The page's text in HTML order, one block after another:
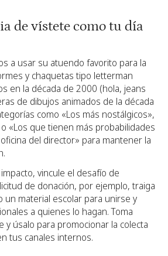
de vístete como tu día
a usar su atuendo favorito para la
y chaquetas tipo letterman
en la década de 2000 (hola, jeans
de dibujos animados de la década
como «Los más nostálgicos»,
«Los que tienen más probabilidades
del director» para mantener la
vincule el desafío de
de donación, por ejemplo, traiga
un material escolar para unirse y
a quienes lo hagan. Toma
y úsalo para promocionar la colecta
tus canales internos.